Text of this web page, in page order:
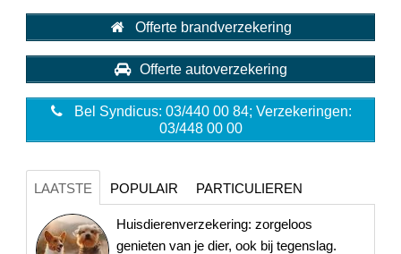
Offerte brandverzekering
Offerte autoverzekering
Bel Syndicus: 03/440 00 84; Verzekeringen:
03/448 00 00
LAATSTE POPULAIR PARTICULIEREN
Huisdierenverzekering: zorgeloos
genieten van je dier, ook bij tegenslag.